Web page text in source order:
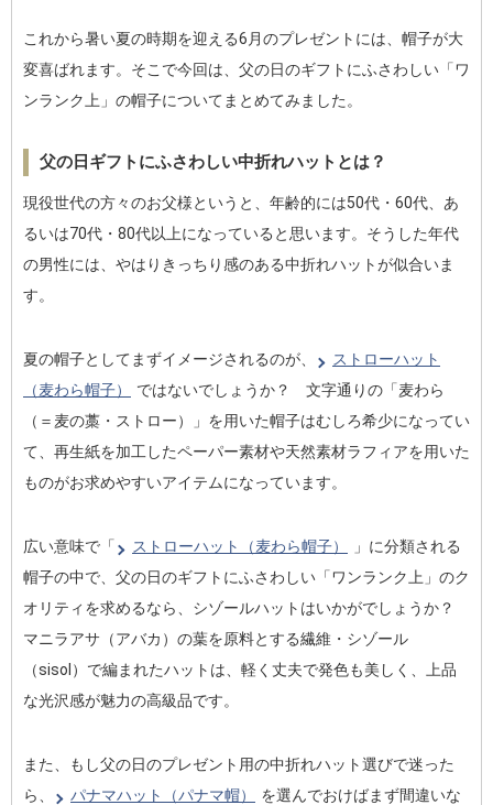
これから暑い夏の時期を迎える6月のプレゼントには、帽子が大
変喜ばれます。そこで今回は、父の日のギフトにふさわしい「ワ
ンランク上」の帽子についてまとめてみました。
父の日ギフトにふさわしい中折れハットとは？
現役世代の方々のお父様というと、年齢的には50代・60代、あ
るいは70代・80代以上になっていると思います。そうした年代
の男性には、やはりきっちり感のある中折れハットが似合いま
す。
夏の帽子としてまずイメージされるのが、
ストローハット
（麦わら帽子）
ではないでしょうか？ 文字通りの「麦わら
（＝麦の藁・ストロー）」を用いた帽子はむしろ希少になってい
て、再生紙を加工したペーパー素材や天然素材ラフィアを用いた
ものがお求めやすいアイテムになっています。
広い意味で「 ストローハット（麦わら帽子）
」に分類される
帽子の中で、父の日のギフトにふさわしい「ワンランク上」のク
オリティを求めるなら、シゾールハットはいかがでしょうか？
マニラアサ（アバカ）の葉を原料とする繊維・シゾール
（sisol）で編まれたハットは、軽く丈夫で発色も美しく、上品
な光沢感が魅力の高級品です。
また、もし父の日のプレゼント用の中折れハット選びで迷った
ら、
パナマハット（パナマ帽）
を選んでおけばまず間違いな